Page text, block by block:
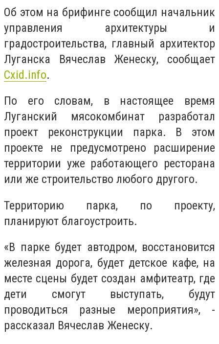
Об этом на брифинге сообщил начальник
управления архитектуры и
градостроительства, главный архитектор
Луганска Вячеслав Женеску, сообщает
Cxid.info.
По его словам, в настоящее время
Луганский мясокомбинат разработал
проект реконструкции парка. В этом
проекте не предусмотрено расширение
территории уже работающего ресторана
или же строительство любого другого.
Территорию парка, по проекту,
планируют благоустроить.
«В парке будет автодром, восстановится
железная дорога, будет детское кафе, на
месте сцены будет создан амфитеатр, где
дети смогут выступать, будут
проводиться разные мероприятия», -
рассказал Вячеслав Женеску.